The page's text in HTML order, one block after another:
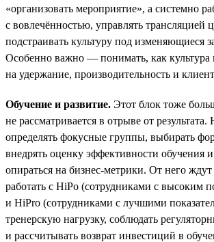
«организовать мероприятие», а системно
с вовлечённостью, управлять трансляцией
подстраивать культуру под изменяющиеся
Особенно важно — понимать, как культура
на удержание, производительность и
Обучение и развитие. Этот блок тоже
не рассматривается в отрыве от
определять фокусные группы, выбирать
внедрять оценку эффективности
опираться на бизнес-метрики. От него
работать с HiPo (сотрудниками с высоким
и HiPro (сотрудниками с лучшими
тренерскую нагрузку, соблюдать
и рассчитывать возврат инвестиций в